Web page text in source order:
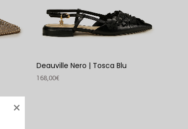
Deauville Nero | Tosca Blu
168,00€